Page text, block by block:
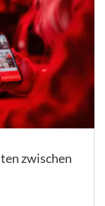
zwischen